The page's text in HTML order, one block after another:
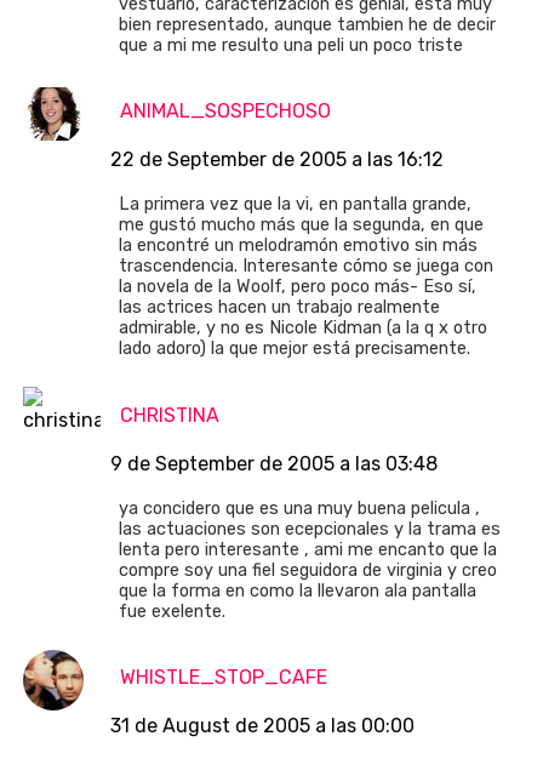
bien representado, aunque tambien he de decir
que a mi me resulto una peli un poco triste
ANIMAL_SOSPECHOSO
22 de September de 2005 a las 16:12
La primera vez que la vi, en pantalla grande,
me gustó mucho más que la segunda, en que
la encontré un melodramón emotivo sin más
trascendencia. Interesante cómo se juega con
la novela de la Woolf, pero poco más- Eso sí,
las actrices hacen un trabajo realmente
admirable, y no es Nicole Kidman (a la q x otro
lado adoro) la que mejor está precisamente.
CHRISTINA
9 de September de 2005 a las 03:48
ya concidero que es una muy buena pelicula ,
las actuaciones son ecepcionales y la trama es
lenta pero interesante , ami me encanto que la
compre soy una fiel seguidora de virginia y creo
que la forma en como la llevaron ala pantalla
fue exelente.
WHISTLE_STOP_CAFE
31 de August de 2005 a las 00:00